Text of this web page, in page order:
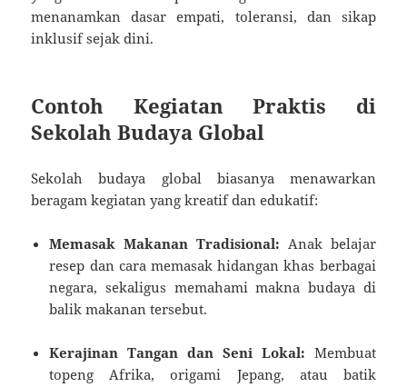
menanamkan dasar empati, toleransi, dan sikap
inklusif sejak dini.
Contoh Kegiatan Praktis di
Sekolah Budaya Global
Sekolah budaya global biasanya menawarkan
beragam kegiatan yang kreatif dan edukatif:
Memasak Makanan Tradisional: Anak belajar
resep dan cara memasak hidangan khas berbagai
negara, sekaligus memahami makna budaya di
balik makanan tersebut.
Kerajinan Tangan dan Seni Lokal: Membuat
topeng Afrika, origami Jepang, atau batik